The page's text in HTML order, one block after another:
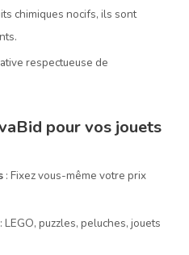
chimiques nocifs, ils sont
respectueuse de
pour vos jouets
: Fixez vous-même votre prix
: LEGO, puzzles, peluches, jouets